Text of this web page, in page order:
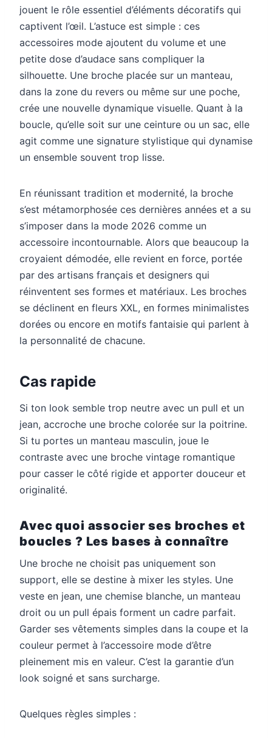
jouent le rôle essentiel d’éléments décoratifs qui
captivent l’œil. L’astuce est simple : ces
accessoires mode ajoutent du volume et une
petite dose d’audace sans compliquer la
silhouette. Une broche placée sur un manteau,
dans la zone du revers ou même sur une poche,
crée une nouvelle dynamique visuelle. Quant à la
boucle, qu’elle soit sur une ceinture ou un sac, elle
agit comme une signature stylistique qui dynamise
un ensemble souvent trop lisse.
En réunissant tradition et modernité, la broche
s’est métamorphosée ces dernières années et a su
s’imposer dans la mode 2026 comme un
accessoire incontournable. Alors que beaucoup la
croyaient démodée, elle revient en force, portée
par des artisans français et designers qui
réinventent ses formes et matériaux. Les broches
se déclinent en fleurs XXL, en formes minimalistes
dorées ou encore en motifs fantaisie qui parlent à
la personnalité de chacune.
Cas rapide
Si ton look semble trop neutre avec un pull et un
jean, accroche une broche colorée sur la poitrine.
Si tu portes un manteau masculin, joue le
contraste avec une broche vintage romantique
pour casser le côté rigide et apporter douceur et
originalité.
Avec quoi associer ses broches et
boucles ? Les bases à connaître
Une broche ne choisit pas uniquement son
support, elle se destine à mixer les styles. Une
veste en jean, une chemise blanche, un manteau
droit ou un pull épais forment un cadre parfait.
Garder ses vêtements simples dans la coupe et la
couleur permet à l’accessoire mode d’être
pleinement mis en valeur. C’est la garantie d’un
look soigné et sans surcharge.
Quelques règles simples :